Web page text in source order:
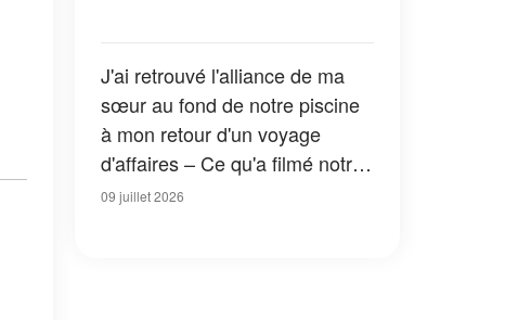
J'ai retrouvé l'alliance de ma
sœur au fond de notre piscine
à mon retour d'un voyage
d'affaires – Ce qu'a filmé notre
caméra cachée était encore
09 juillet 2026